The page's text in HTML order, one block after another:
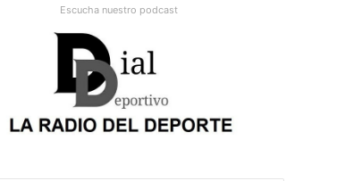
Escucha nuestro podcast